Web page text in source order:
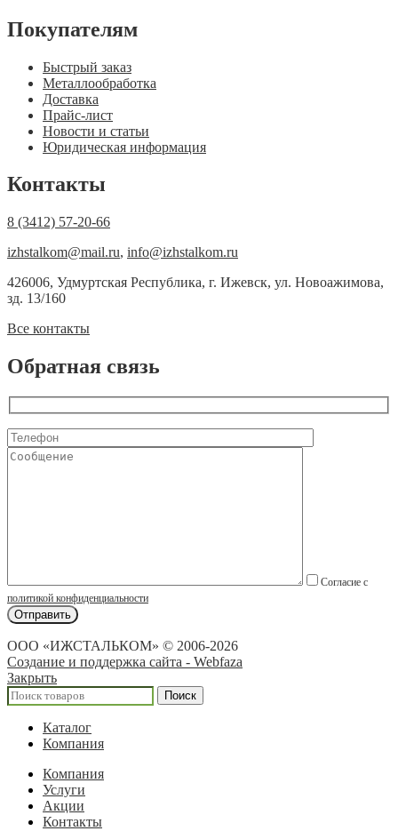
Покупателям
Быстрый заказ
Металлообработка
Доставка
Прайс-лист
Новости и статьи
Юридическая информация
Контакты
8 (3412) 57-20-66
izhstalkom@mail.ru, info@izhstalkom.ru
426006, Удмуртская Республика, г. Ижевск, ул. Новоажимова,
зд. 13/160
Все контакты
Обратная связь
Согласие с
политикой конфиденциальности
ООО «ИЖСТАЛЬКОМ» © 2006-2026
Создание и поддержка сайта - Webfaza
Закрыть
Поиск
Каталог
Компания
Компания
Услуги
Акции
Контакты